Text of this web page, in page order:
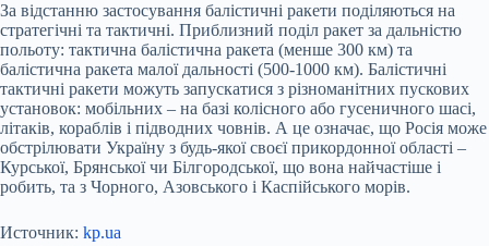
За відстанню застосування балістичні ракети поділяються на
стратегічні та тактичні. Приблизний поділ ракет за дальністю
польоту: тактична балістична ракета (менше 300 км) та
балістична ракета малої дальності (500-1000 км). Балістичні
тактичні ракети можуть запускатися з різноманітних пускових
установок: мобільних – на базі колісного або гусеничного шасі,
літаків, кораблів і підводних човнів. А це означає, що Росія може
обстрілювати Україну з будь-якої своєї прикордонної області –
Курської, Брянської чи Білгородської, що вона найчастіше і
робить, та з Чорного, Азовського і Каспійського морів.
Источник: kp.ua